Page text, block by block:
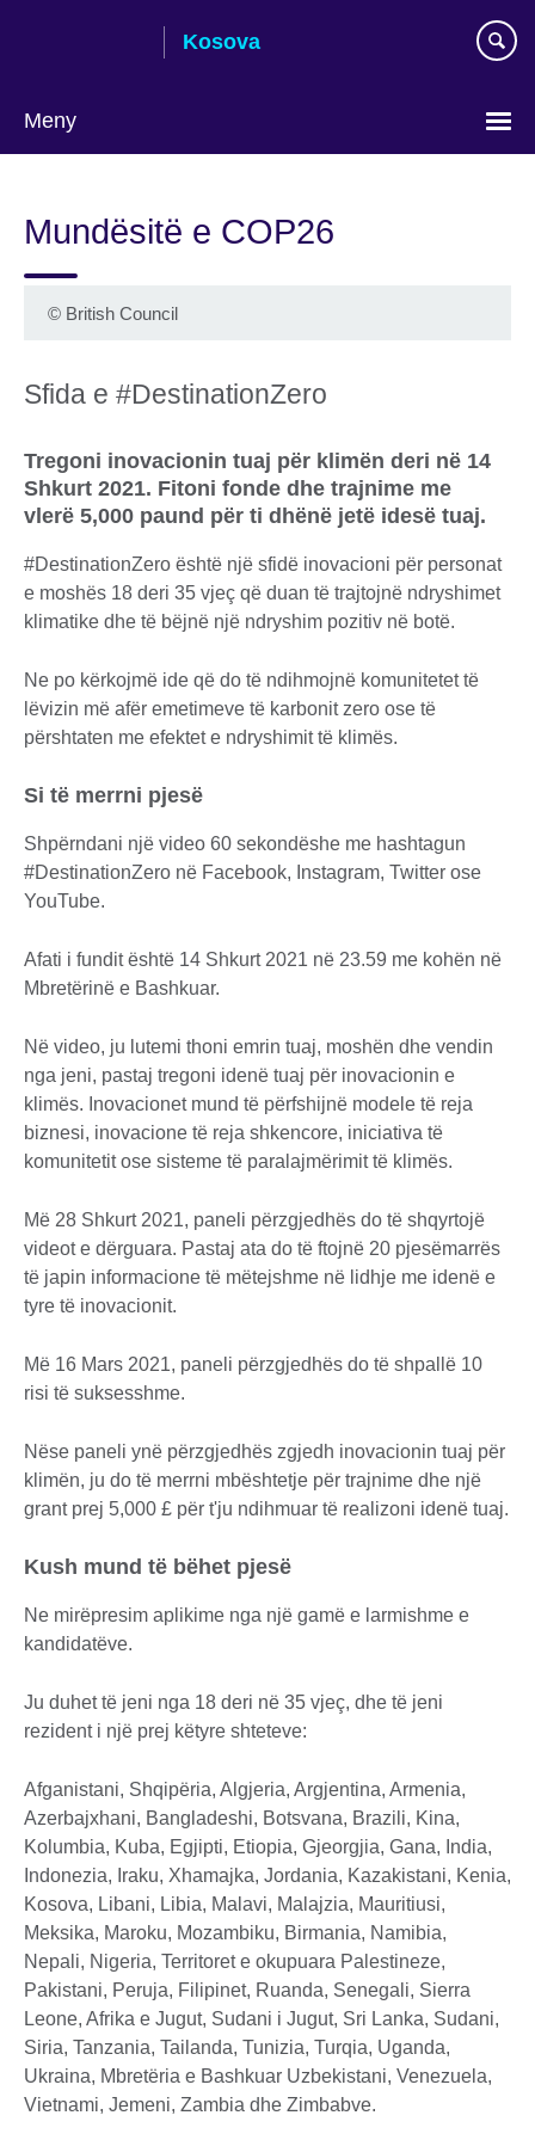
Kosova
Meny
language
Mundësitë e COP26
© British Council
Sfida e #DestinationZero
Tregoni inovacionin tuaj për klimën deri në 14
Shkurt 2021. Fitoni fonde dhe trajnime me
vlerë 5,000 paund për ti dhënë jetë idesë tuaj.
#DestinationZero është një sfidë inovacioni për personat
e moshës 18 deri 35 vjeç që duan të trajtojnë ndryshimet
klimatike dhe të bëjnë një ndryshim pozitiv në botë.
Ne po kërkojmë ide që do të ndihmojnë komunitetet të
lëvizin më afër emetimeve të karbonit zero ose të
përshtaten me efektet e ndryshimit të klimës.
Si të merrni pjesë
Shpërndani një video 60 sekondëshe me hashtagun
#DestinationZero në Facebook, Instagram, Twitter ose
YouTube.
Afati i fundit është 14 Shkurt 2021 në 23.59 me kohën në
Mbretërinë e Bashkuar.
Në video, ju lutemi thoni emrin tuaj, moshën dhe vendin
nga jeni, pastaj tregoni idenë tuaj për inovacionin e
klimës. Inovacionet mund të përfshijnë modele të reja
biznesi, inovacione të reja shkencore, iniciativa të
komunitetit ose sisteme të paralajmërimit të klimës.
Më 28 Shkurt 2021, paneli përzgjedhës do të shqyrtojë
videot e dërguara. Pastaj ata do të ftojnë 20 pjesëmarrës
të japin informacione të mëtejshme në lidhje me idenë e
tyre të inovacionit.
Më 16 Mars 2021, paneli përzgjedhës do të shpallë 10
risi të suksesshme.
Nëse paneli ynë përzgjedhës zgjedh inovacionin tuaj për
klimën, ju do të merrni mbështetje për trajnime dhe një
grant prej 5,000 £ për t'ju ndihmuar të realizoni idenë tuaj.
Kush mund të bëhet pjesë
Ne mirëpresim aplikime nga një gamë e larmishme e
kandidatëve.
Ju duhet të jeni nga 18 deri në 35 vjeç, dhe të jeni
rezident i një prej këtyre shteteve:
Afganistani, Shqipëria, Algjeria, Argjentina, Armenia,
Azerbajxhani, Bangladeshi, Botsvana, Brazili, Kina,
Kolumbia, Kuba, Egjipti, Etiopia, Gjeorgjia, Gana, India,
Indonezia, Iraku, Xhamajka, Jordania, Kazakistani, Kenia,
Kosova, Libani, Libia, Malavi, Malajzia, Mauritiusi,
Meksika, Maroku, Mozambiku, Birmania, Namibia,
Nepali, Nigeria, Territoret e okupuara Palestineze,
Pakistani, Peruja, Filipinet, Ruanda, Senegali, Sierra
Leone, Afrika e Jugut, Sudani i Jugut, Sri Lanka, Sudani,
Siria, Tanzania, Tailanda, Tunizia, Turqia, Uganda,
Ukraina, Mbretëria e Bashkuar Uzbekistani, Venezuela,
Vietnami, Jemeni, Zambia dhe Zimbabve.